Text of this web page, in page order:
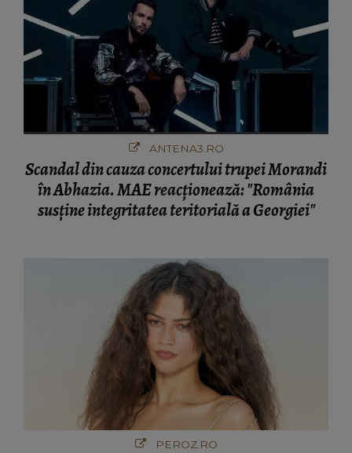
ANTENA3.RO
Scandal din cauza concertului trupei Morandi
în Abhazia. MAE reacționează: "România
susține integritatea teritorială a Georgiei"
PEROZ.RO